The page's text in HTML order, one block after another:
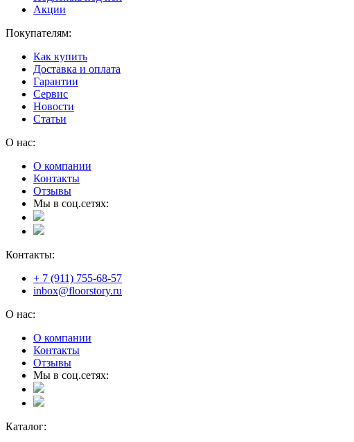
Акции
Покупателям:
Как купить
Доставка и оплата
Гарантии
Сервис
Новости
Статьи
О нас:
О компании
Контакты
Отзывы
Мы в соц.сетях:
Контакты:
+ 7 (911) 755-68-57
inbox@floorstory.ru
О нас:
О компании
Контакты
Отзывы
Мы в соц.сетях:
Каталог: